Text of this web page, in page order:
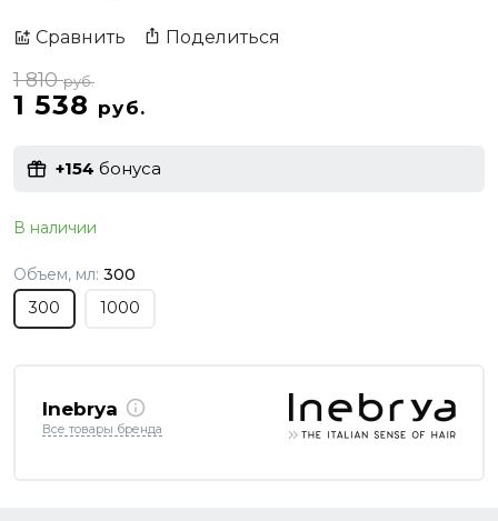
Сравнить Поделиться
1 538 руб.
1 810руб.
+154 бонуса
В наличии
Объем, мл: 300
300
1000
Inebrya
Все товары бренда